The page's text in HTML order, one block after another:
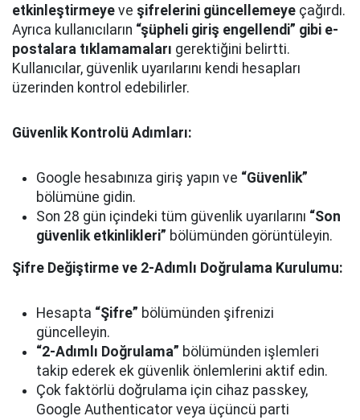
etkinleştirmeye ve şifrelerini güncellemeye çağırdı.
Ayrıca kullanıcıların “şüpheli giriş engellendi” gibi e-
postalara tıklamamaları gerektiğini belirtti.
Kullanıcılar, güvenlik uyarılarını kendi hesapları
üzerinden kontrol edebilirler.
Güvenlik Kontrolü Adımları:
Google hesabınıza giriş yapın ve “Güvenlik”
bölümüne gidin.
Son 28 gün içindeki tüm güvenlik uyarılarını “Son
güvenlik etkinlikleri” bölümünden görüntüleyin.
Şifre Değiştirme ve 2-Adımlı Doğrulama Kurulumu:
Hesapta “Şifre” bölümünden şifrenizi
güncelleyin.
“2-Adımlı Doğrulama” bölümünden işlemleri
takip ederek ek güvenlik önlemlerini aktif edin.
Çok faktörlü doğrulama için cihaz passkey,
Google Authenticator veya üçüncü parti